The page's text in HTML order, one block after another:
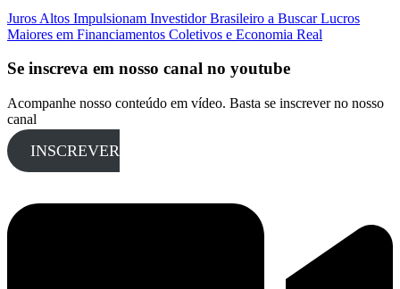
Juros Altos Impulsionam Investidor Brasileiro a Buscar Lucros
Maiores em Financiamentos Coletivos e Economia Real
Se inscreva em nosso canal no youtube
Acompanhe nosso conteúdo em vídeo. Basta se inscrever no nosso
canal
INSCREVER